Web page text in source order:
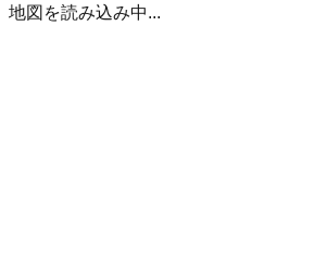
地図を読み込み中...